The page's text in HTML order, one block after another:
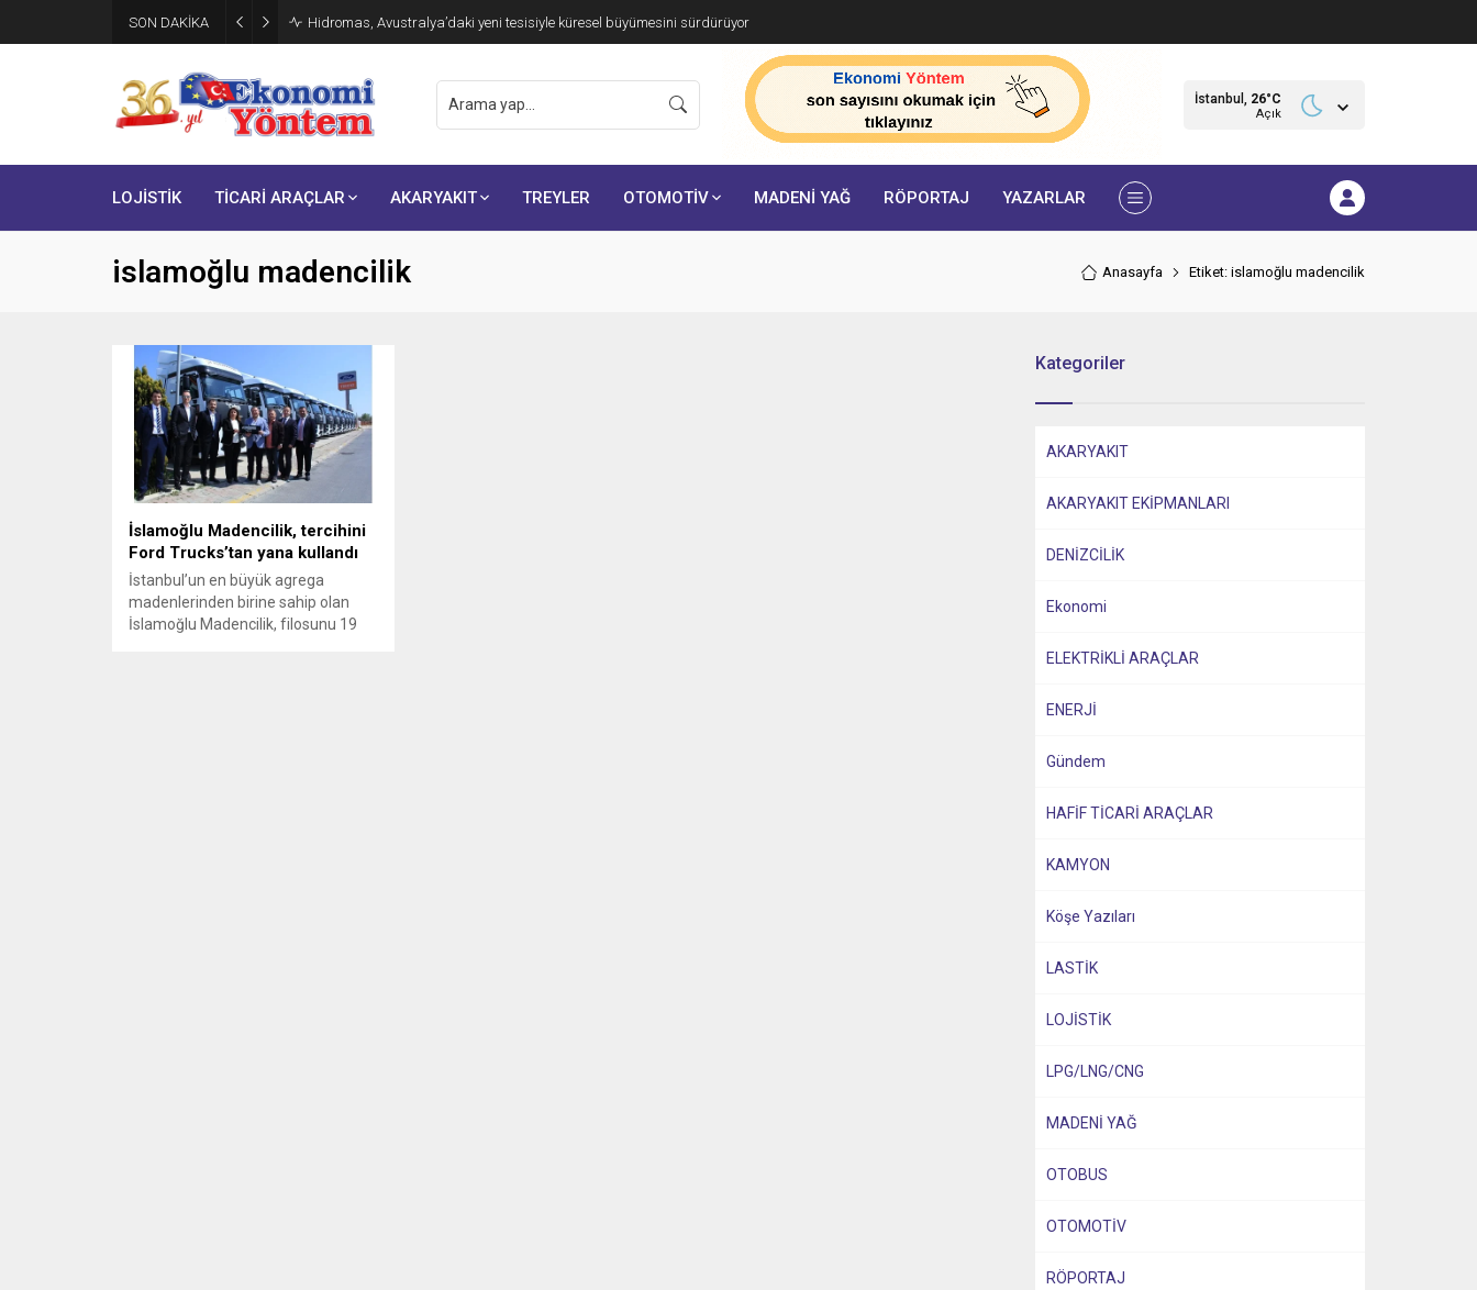
SON DAKİKA Hidromas, Avustralya’daki yeni tesisiyle küresel büyümesini sürdürüyor
İstanbul, 26°C
Açık
LOJİSTİK TİCARİ ARAÇLAR AKARYAKIT TREYLER OTOMOTİV MADENİ YAĞ RÖPORTAJ YAZARLAR
islamoğlu madencilik Anasayfa Etiket: islamoğlu madencilik
İslamoğlu Madencilik, tercihini
Ford Trucks’tan yana kullandı
İstanbul’un en büyük agrega
madenlerinden birine sahip olan
İslamoğlu Madencilik, filosunu 19
Kategoriler
AKARYAKIT
AKARYAKIT EKİPMANLARI
DENİZCİLİK
Ekonomi
ELEKTRİKLİ ARAÇLAR
ENERJİ
Gündem
HAFİF TİCARİ ARAÇLAR
KAMYON
Köşe Yazıları
LASTİK
LOJİSTİK
LPG/LNG/CNG
MADENİ YAĞ
OTOBUS
OTOMOTİV
RÖPORTAJ